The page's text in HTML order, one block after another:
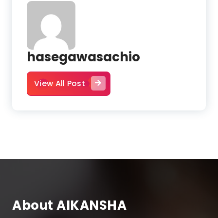
hasegawasachio
View All Post
About AIKANSHA